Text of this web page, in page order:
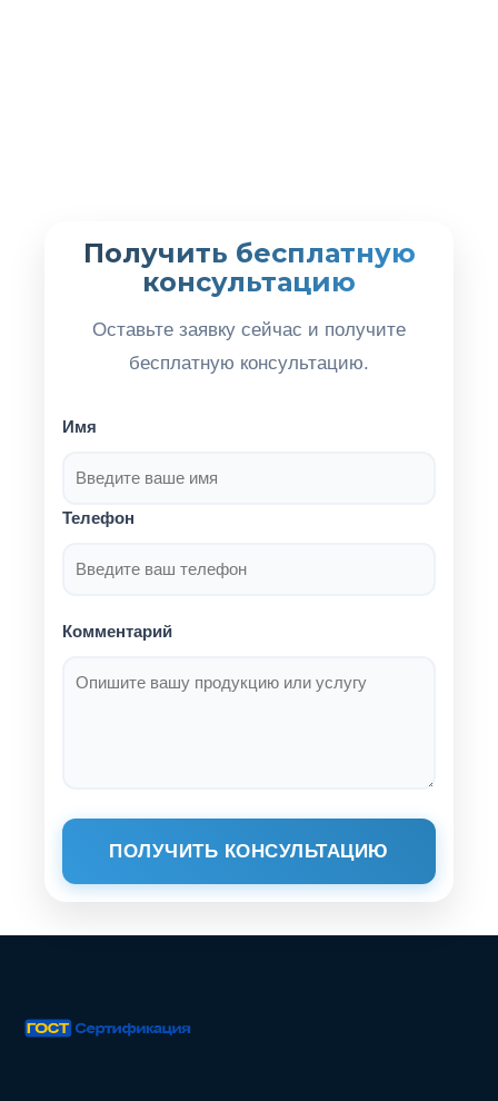
Получить бесплатную
консультацию
Оставьте заявку сейчас и получите
бесплатную консультацию.
Имя
Телефон
Комментарий
ПОЛУЧИТЬ КОНСУЛЬТАЦИЮ